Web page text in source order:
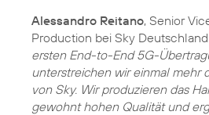
Alessandro Reitano, Senior
Production bei Sky
ersten End-to-End 5G-
unterstreichen wir einmal mehr
von Sky. Wir produzieren das
gewohnt hohen Qualität und